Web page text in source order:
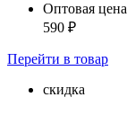
Оптовая цена
590 ₽
Перейти в товар
скидка